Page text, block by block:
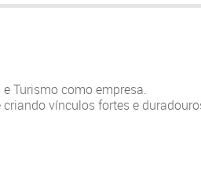
Turismo como empresa.
vínculos fortes e